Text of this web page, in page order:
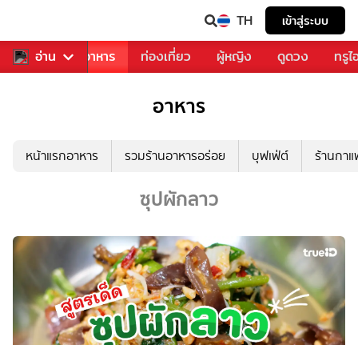
TH เข้าสู่ระบบ
อ่าน
การเพลง อาหาร ท่องเที่ยว ผู้หญิง ดูดวง ทรู
อาหาร
หน้าแรกอาหาร รวมร้านอาหารอร่อย บุฟเฟ่ต์ ร้านกา
ซุปผักลาว